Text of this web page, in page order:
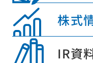
株式
IR資